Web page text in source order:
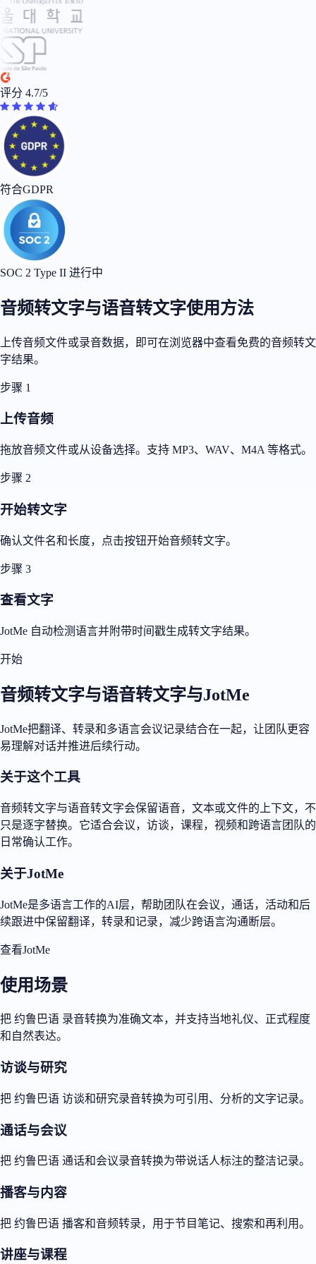
评分 4.7/5
符合GDPR
SOC 2 Type II 进行中
音频转文字与语音转文字使用方法
上传音频文件或录音数据，即可在浏览器中查看免费的音频转文
字结果。
步骤 1
上传音频
拖放音频文件或从设备选择。支持 MP3、WAV、M4A 等格式。
步骤 2
开始转文字
确认文件名和长度，点击按钮开始音频转文字。
步骤 3
查看文字
JotMe 自动检测语言并附带时间戳生成转文字结果。
开始
音频转文字与语音转文字与JotMe
JotMe把翻译、转录和多语言会议记录结合在一起，让团队更容
易理解对话并推进后续行动。
关于这个工具
音频转文字与语音转文字会保留语音，文本或文件的上下文，不
只是逐字替换。它适合会议，访谈，课程，视频和跨语言团队的
日常确认工作。
关于JotMe
JotMe是多语言工作的AI层，帮助团队在会议，通话，活动和后
续跟进中保留翻译，转录和记录，减少跨语言沟通断层。
查看JotMe
使用场景
把 约鲁巴语 录音转换为准确文本，并支持当地礼仪、正式程度
和自然表达。
访谈与研究
把 约鲁巴语 访谈和研究录音转换为可引用、分析的文字记录。
通话与会议
把 约鲁巴语 通话和会议录音转换为带说话人标注的整洁记录。
播客与内容
把 约鲁巴语 播客和音频转录，用于节目笔记、搜索和再利用。
讲座与课程